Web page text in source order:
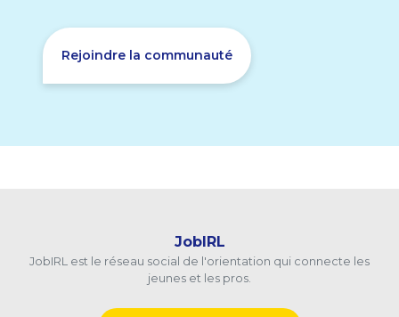
Rejoindre la communauté
JobIRL
JobIRL est le réseau social de l'orientation qui connecte les
jeunes et les pros.